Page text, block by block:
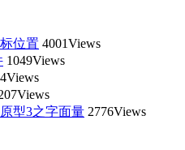
位置 4001Views
1049Views
型3之字面量 2776Views